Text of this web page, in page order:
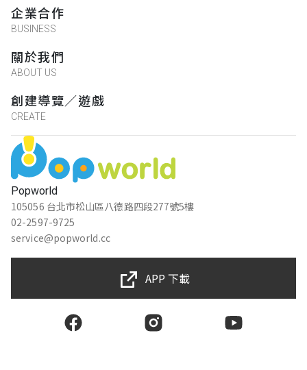
Popworld
105056 台北市松山區八德路四段277號5樓
02-2597-9725
service@popworld.cc
企業合作
BUSINESS
關於我們
ABOUT US
創建導覽／遊戲
CREATE
APP 下載